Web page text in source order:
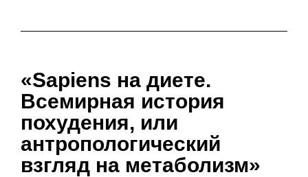
«Sapiens на диете.
Всемирная история
похудения, или
антропологический
взгляд на метаболизм»